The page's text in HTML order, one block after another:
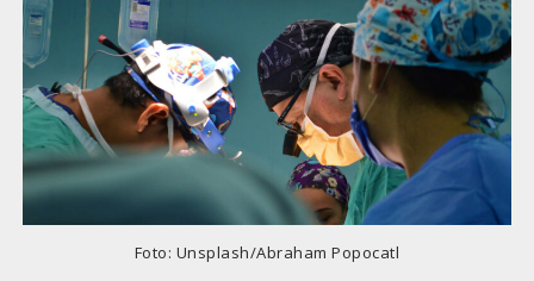
Foto: Unsplash/Abraham Popocatl